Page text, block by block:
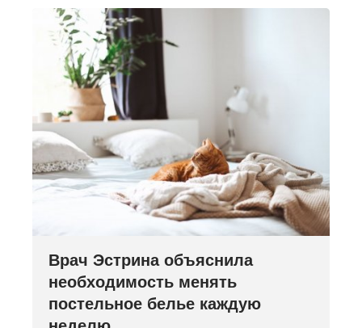
Врач Эстрина объяснила
необходимость менять
постельное белье каждую